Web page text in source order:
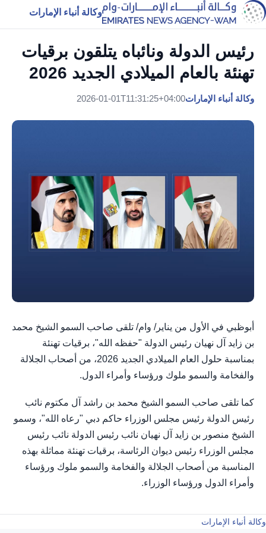
وكالة أنباء الإمارات
رئيس الدولة ونائباه يتلقون برقيات
تهنئة بالعام الميلادي الجديد 2026
وكالة أنباء الإمارات2026-01-01T11:31:25+04:00
أبوظبي في الأول من يناير/ وام/ تلقى صاحب السمو الشيخ محمد
بن زايد آل نهيان رئيس الدولة "حفظه الله"، برقيات تهنئة
بمناسبة حلول العام الميلادي الجديد 2026، من أصحاب الجلالة
والفخامة والسمو ملوك ورؤساء وأمراء الدول.
كما تلقى صاحب السمو الشيخ محمد بن راشد آل مكتوم نائب
رئيس الدولة رئيس مجلس الوزراء حاكم دبي "رعاه الله"، وسمو
الشيخ منصور بن زايد آل نهيان نائب رئيس الدولة نائب رئيس
مجلس الوزراء رئيس ديوان الرئاسة، برقيات تهنئة مماثلة بهذه
المناسبة من أصحاب الجلالة والفخامة والسمو ملوك ورؤساء
وأمراء الدول ورؤساء الوزراء.
وكالة أنباء الإمارات